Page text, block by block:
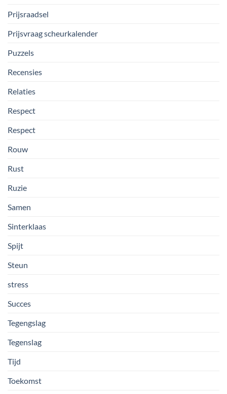
Prijsraadsel
Prijsvraag scheurkalender
Puzzels
Recensies
Relaties
Respect
Respect
Rouw
Rust
Ruzie
Samen
Sinterklaas
Spijt
Steun
stress
Succes
Tegengslag
Tegenslag
Tijd
Toekomst